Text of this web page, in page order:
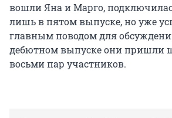
вошли Яна и Марго,
лишь в пятом выпуске, но уже
главным поводом для
дебютном выпуске они пришли
восьми пар участников.